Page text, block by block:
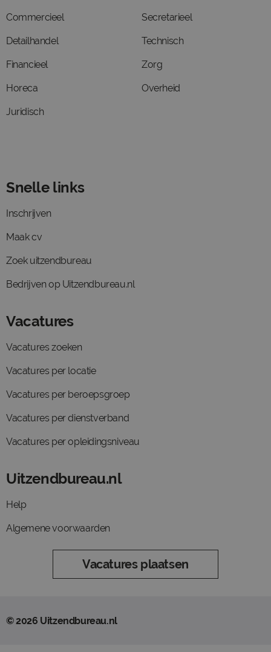
Commercieel
Detailhandel
Financieel
Horeca
Juridisch
Secretarieel
Technisch
Zorg
Overheid
Snelle links
Inschrijven
Maak cv
Zoek uitzendbureau
Bedrijven op Uitzendbureau.nl
Vacatures
Vacatures zoeken
Vacatures per locatie
Vacatures per beroepsgroep
Vacatures per dienstverband
Vacatures per opleidingsniveau
Uitzendbureau.nl
Help
Algemene voorwaarden
Vacatures plaatsen
© 2026 Uitzendbureau.nl